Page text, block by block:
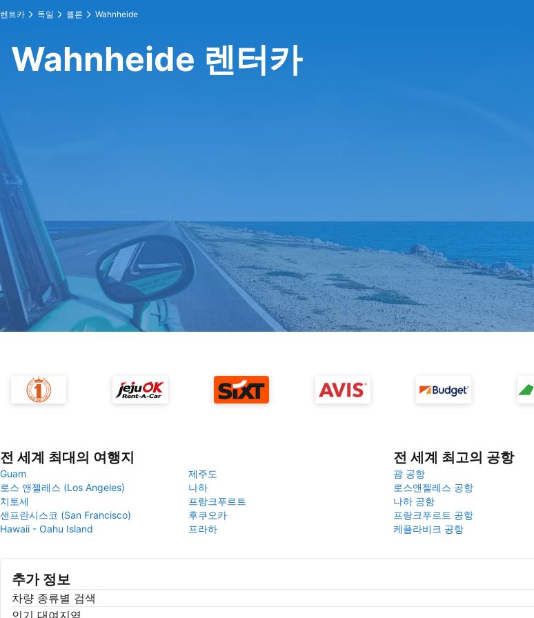
렌트카 독일 쾰른 Wahnheide
Wahnheide 렌터카
전 세계 최대의 여행지
Guam
제주도
로스 앤젤레스 (Los Angeles)
나하
치토세
프랑크푸르트
샌프란시스코 (San Francisco)
후쿠오카
Hawaii - Oahu Island
프라하
전 세계 최고의 공항
괌 공항
로스앤젤레스 공항
나하 공항
프랑크푸르트 공항
케플라비크 공항
추가 정보
차량 종류별 검색
인기 대여지역